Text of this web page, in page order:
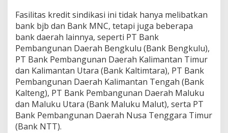
Fasilitas kredit sindikasi ini tidak hanya melibatkan
bank bjb dan Bank MNC, tetapi juga beberapa
bank daerah lainnya, seperti PT Bank
Pembangunan Daerah Bengkulu (Bank Bengkulu),
PT Bank Pembangunan Daerah Kalimantan Timur
dan Kalimantan Utara (Bank Kaltimtara), PT Bank
Pembangunan Daerah Kalimantan Tengah (Bank
Kalteng), PT Bank Pembangunan Daerah Maluku
dan Maluku Utara (Bank Maluku Malut), serta PT
Bank Pembangunan Daerah Nusa Tenggara Timur
(Bank NTT).